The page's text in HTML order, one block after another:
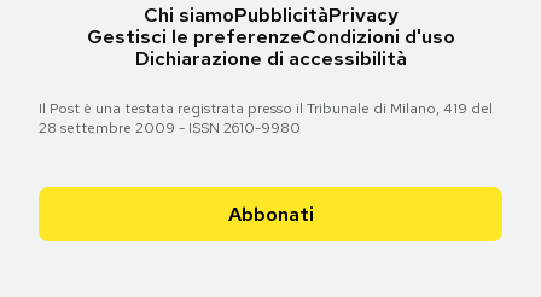
Chi siamoPubblicitàPrivacy
Gestisci le preferenzeCondizioni d'uso
Dichiarazione di accessibilità
Il Post è una testata registrata presso il Tribunale di Milano, 419 del
28 settembre 2009 - ISSN 2610-9980
Abbonati